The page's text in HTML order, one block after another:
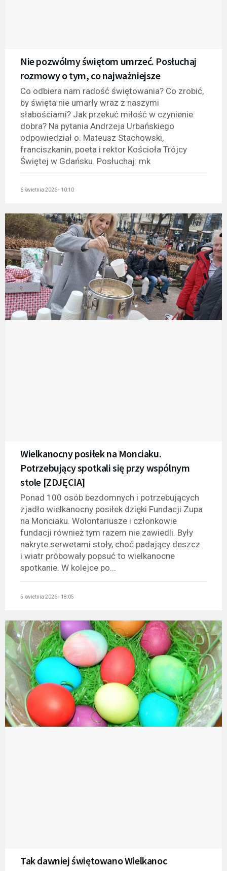
Nie pozwólmy świętom umrzeć. Posłuchaj
rozmowy o tym, co najważniejsze
Co odbiera nam radość świętowania? Co zrobić,
by święta nie umarły wraz z naszymi
słabościami? Jak przekuć miłość w czynienie
dobra? Na pytania Andrzeja Urbańskiego
odpowiedział o. Mateusz Stachowski,
franciszkanin, poeta i rektor Kościoła Trójcy
Świętej w Gdańsku. Posłuchaj: mk
6 kwietnia 2026 - 10:10
Wielkanocny posiłek na Monciaku.
Potrzebujący spotkali się przy wspólnym
stole [ZDJĘCIA]
Ponad 100 osób bezdomnych i potrzebujących
zjadło wielkanocny posiłek dzięki Fundacji Zupa
na Monciaku. Wolontariusze i członkowie
fundacji również tym razem nie zawiedli. Były
nakryte serwetami stoły, choć padający deszcz
i wiatr próbowały popsuć to wielkanocne
spotkanie. W kolejce po...
5 kwietnia 2026 - 18:05
Tak dawniej świętowano Wielkanoc